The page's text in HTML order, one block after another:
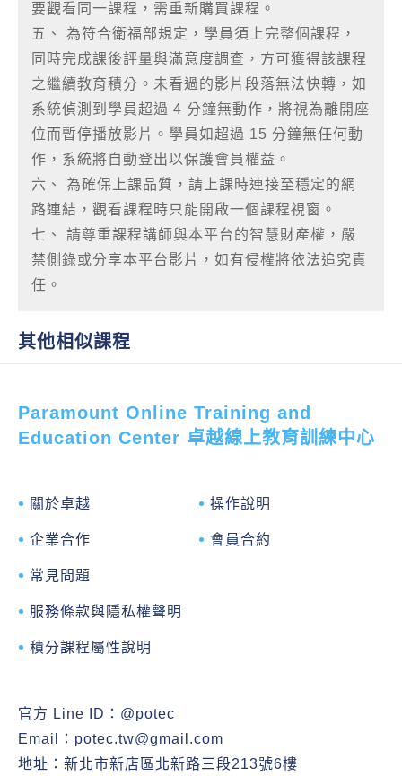
要觀看同一課程，需重新購買課程。
五、 為符合衛福部規定，學員須上完整個課程，
同時完成課後評量與滿意度調查，方可獲得該課程
之繼續教育積分。未看過的影片段落無法快轉，如
系統偵測到學員超過 4 分鐘無動作，將視為離開座
位而暫停播放影片。學員如超過 15 分鐘無任何動
作，系統將自動登出以保護會員權益。
六、 為確保上課品質，請上課時連接至穩定的網
路連結，觀看課程時只能開啟一個課程視窗。
七、 請尊重課程講師與本平台的智慧財產權，嚴
禁側錄或分享本平台影片，如有侵權將依法追究責
任。
其他相似課程
Paramount Online Training and
Education Center 卓越線上教育訓練中心
關於卓越
企業合作
常見問題
操作說明
會員合約
服務條款與隱私權聲明
積分課程屬性說明
官方 Line ID： @potec
Email： potec.tw@gmail.com
地址：新北市新店區北新路三段213號6樓